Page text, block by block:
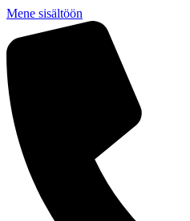
Mene sisältöön